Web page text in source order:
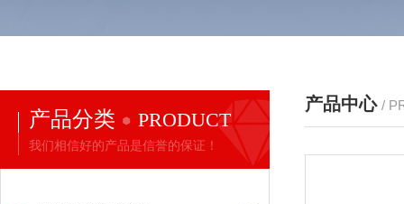
产品分类 PRODUCT
我们相信好的产品是信誉的保证！
产品中心 /